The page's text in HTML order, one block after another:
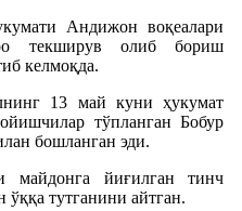
Андижон воқеалари
текширув олиб бориш
келмоқда.
13 май куни ҳукумат
тўпланган Бобур
бошланган эди.
майдонга йиғилган тинч
ўққа тутганини айтган.